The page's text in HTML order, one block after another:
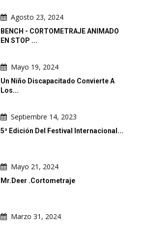
Agosto 23, 2024
BENCH - CORTOMETRAJE ANIMADO
EN STOP ...
Mayo 19, 2024
Un Niño Discapacitado Convierte A
Los...
Septiembre 14, 2023
5ª Edición Del Festival Internacional...
Mayo 21, 2024
Mr.Deer .Cortometraje
Marzo 31, 2024